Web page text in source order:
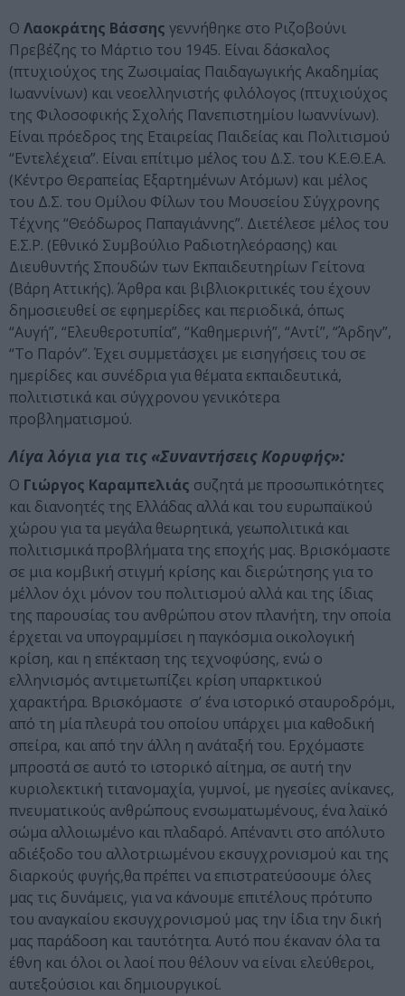
Ο Λαοκράτης Βάσσης γεννήθηκε στο Ριζοβούνι
Πρεβέζης το Μάρτιο του 1945. Είναι δάσκαλος
(πτυχιούχος της Ζωσιμαίας Παιδαγωγικής Ακαδημίας
Ιωαννίνων) και νεοελληνιστής φιλόλογος (πτυχιούχος
της Φιλοσοφικής Σχολής Πανεπιστημίου Ιωαννίνων).
Είναι πρόεδρος της Εταιρείας Παιδείας και Πολιτισμού
“Εντελέχεια”. Είναι επίτιμο μέλος του Δ.Σ. του Κ.Ε.Θ.Ε.Α.
(Κέντρο Θεραπείας Εξαρτημένων Ατόμων) και μέλος
του Δ.Σ. του Ομίλου Φίλων του Μουσείου Σύγχρονης
Τέχνης “Θεόδωρος Παπαγιάννης”. Διετέλεσε μέλος του
Ε.Σ.Ρ. (Εθνικό Συμβούλιο Ραδιοτηλεόρασης) και
Διευθυντής Σπουδών των Εκπαιδευτηρίων Γείτονα
(Βάρη Αττικής). Άρθρα και βιβλιοκριτικές του έχουν
δημοσιευθεί σε εφημερίδες και περιοδικά, όπως
“Αυγή”, “Ελευθεροτυπία”, “Καθημερινή”, “Αντί”, “Άρδην”,
“Το Παρόν”. Έχει συμμετάσχει με εισηγήσεις του σε
ημερίδες και συνέδρια για θέματα εκπαιδευτικά,
πολιτιστικά και σύγχρονου γενικότερα
προβληματισμού.
Λίγα λόγια για τις «Συναντήσεις Κορυφής»:
Ο Γιώργος Καραμπελιάς συζητά με προσωπικότητες
και διανοητές της Ελλάδας αλλά και του ευρωπαϊκού
χώρου για τα μεγάλα θεωρητικά, γεωπολιτικά και
πολιτισμικά προβλήματα της εποχής μας. Βρισκόμαστε
σε μια κομβική στιγμή κρίσης και διερώτησης για το
μέλλον όχι μόνον του πολιτισμού αλλά και της ίδιας
της παρουσίας του ανθρώπου στον πλανήτη, την οποία
έρχεται να υπογραμμίσει η παγκόσμια οικολογική
κρίση, και η επέκταση της τεχνοφύσης, ενώ ο
ελληνισμός αντιμετωπίζει κρίση υπαρκτικού
χαρακτήρα. Βρισκόμαστε σ’ ένα ιστορικό σταυροδρόμι,
από τη μία πλευρά του οποίου υπάρχει μια καθοδική
σπείρα, και από την άλλη η ανάταξή του. Ερχόμαστε
μπροστά σε αυτό το ιστορικό αίτημα, σε αυτή την
κυριολεκτική τιτανομαχία, γυμνοί, με ηγεσίες ανίκανες,
πνευματικούς ανθρώπους ενσωματωμένους, ένα λαϊκό
σώμα αλλοιωμένο και πλαδαρό. Απέναντι στο απόλυτο
αδιέξοδο του αλλοτριωμένου εκσυγχρονισμού και της
διαρκούς φυγής,θα πρέπει να επιστρατεύσουμε όλες
μας τις δυνάμεις, για να κάνουμε επιτέλους πρότυπο
του αναγκαίου εκσυγχρονισμού μας την ίδια την δική
μας παράδοση και ταυτότητα. Αυτό που έκαναν όλα τα
έθνη και όλοι οι λαοί που θέλουν να είναι ελεύθεροι,
αυτεξούσιοι και δημιουργικοί.